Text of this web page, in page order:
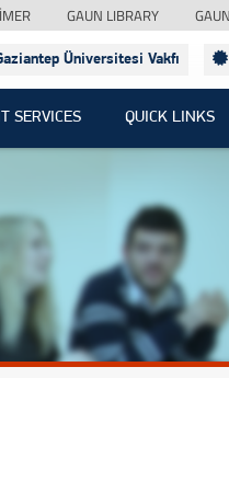
GAUN LIBRARY
Üniversitesi Vakfı
SERVICES QUICK LINKS